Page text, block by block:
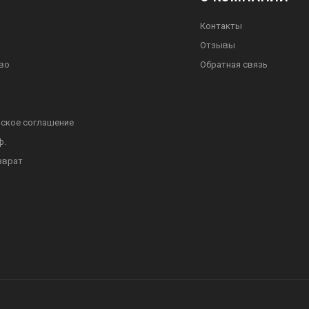
соглашение
Контакты
Отзывы
Обратная связь